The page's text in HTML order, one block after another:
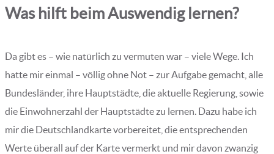
Was hilft beim Auswendig lernen?
Da gibt es – wie natürlich zu vermuten war – viele Wege. Ich
hatte mir einmal – völlig ohne Not – zur Aufgabe gemacht, alle
Bundesländer, ihre Hauptstädte, die aktuelle Regierung, sowie
die Einwohnerzahl der Hauptstädte zu lernen. Dazu habe ich
mir die Deutschlandkarte vorbereitet, die entsprechenden
Werte überall auf der Karte vermerkt und mir davon zwanzig